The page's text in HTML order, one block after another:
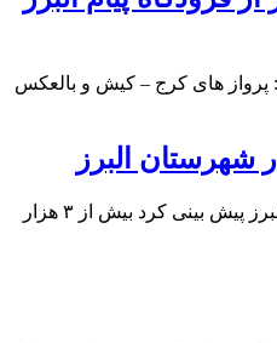
پرواز های کرج – کیش و بالعکس
شهرستان البرز
مدیر جهاد کشاورزی شهرستان البرز پیش بینی کرد بیش از ۳ هزار